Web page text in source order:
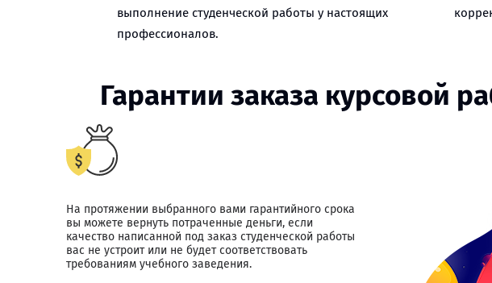
выполнение студенческой работы у настоящих
профессионалов.
Гарантии заказа курсовой
На протяжении выбранного вами гарантийного срока
вы можете вернуть потраченные деньги, если
качество написанной под заказ студенческой работы
вас не устроит или не будет соответствовать
требованиям учебного заведения.